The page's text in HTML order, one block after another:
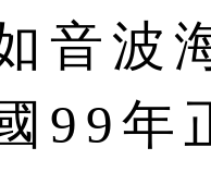
音波
99年